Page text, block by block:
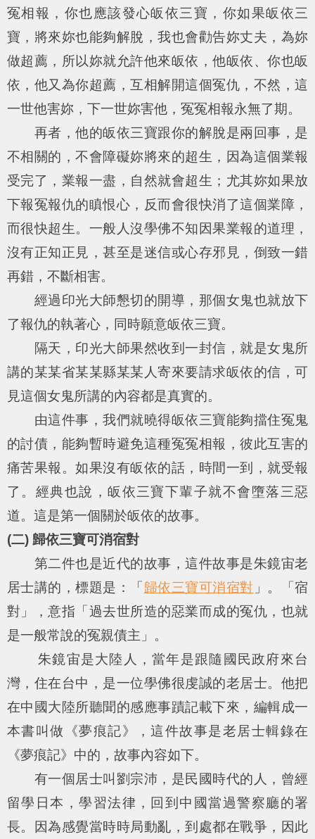
冤相報，你也應該發心皈依三寶，你如果皈依三
寶，將來妳也能夠解脫，我也會勸告妳丈夫，為妳
做超薦，所以妳就允許他來皈依，他皈依、你也皈
依，他又為你超薦，互相解開這個冤仇，不然，這
一世他害妳，下一世妳害他，冤冤相報永無了期。
再者，他的皈依三寶跟你的解脫是兩回事，是
不相關的，不會障礙妳將來的超生，因為這個業報
受完了，業報一盡，自然就會超生；尤其妳如果放
下報冤報仇的瞋恨心，反而會很快消了這個業障，
而很快超生。一般人沒學佛不知因果業報的道理，
沒有正知正見，甚至是迷信或心存邪見，倒致一錯
再錯，不斷相害。
經過印光大師懇切的開導，那個女鬼也就放下
了報仇的執著心，同時願意皈依三寶。
隔天，印光大師果然收到一封信，就是女鬼所
講的某某省某某縣某某人寄來要請求皈依的信，可
見這個女鬼所講的內容都是真實的。
由這件事，我們就曉得皈依三寶能夠擋住冤鬼
的討債，能夠暫時避免這種冤冤相報，彼此互害的
痛苦果報。如果沒有皈依的話，時間一到，就受報
了。經典也說，皈依三寶下輩子就不會墮落三惡
道。這是第一個關於皈依的故事。
(二) 歸依三寶可消宿對
第二件也是近代的故事，這件故事是朱鏡宙老
居士講的，標題是：「 歸依三寶可消宿對 」。「宿
對」，意指「過去世所造的惡業而成的冤仇，也就
是一般常說的冤親債主」。
朱鏡宙是大陸人，當年是跟隨國民政府來台
灣，住在台中，是一位學佛很虔誠的老居士。他把
在中國大陸所聽聞的感應事蹟記載下來，編輯成一
本書叫做《夢痕記》，這件故事是老居士輯錄在
《夢痕記》中的，故事內容如下。
有一個居士叫劉宗沛，是民國時代的人，曾經
留學日本，學習法律，回到中國當過警察廳的署
長。因為感覺當時時局動亂，到處都在戰爭，因此